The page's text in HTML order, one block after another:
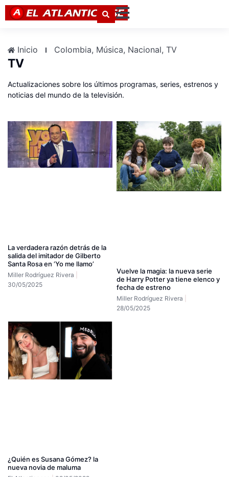
Inicio Colombia, Música, Nacional, TV
TV
Actualizaciones sobre los últimos programas, series, estrenos y
noticias del mundo de la televisión.
La verdadera razón detrás de la
salida del imitador de Gilberto
Santa Rosa en ‘Yo me llamo’
Miller Rodríguez Rivera
30/05/2025
Vuelve la magia: la nueva serie
de Harry Potter ya tiene elenco y
fecha de estreno
Miller Rodríguez Rivera
28/05/2025
¿Quién es Susana Gómez? la
nueva novia de maluma